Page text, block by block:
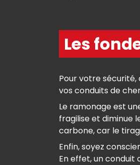
Les
Pour votre sécurité,
vos conduits de
Le ramonage est
fragilise et diminue
carbone, car le
Enfin, soyez
En effet, un